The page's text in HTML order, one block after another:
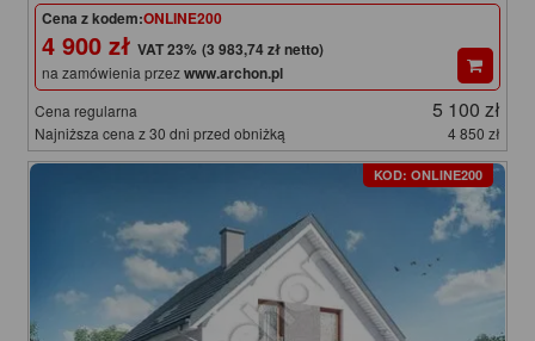
Cena z kodem:ONLINE200
4 900 zł (3 983,74 zł netto)
na zamówienia przezwww.archon.pl
Cena regularna 5 100 zł
Najniższa cena z 30 dni przed obniżką 4 850 zł
KOD: ONLINE200